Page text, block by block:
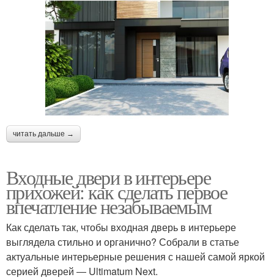
читать дальше →
Входные двери в интерьере
прихожей: как сделать первое
впечатление незабываемым
Как сделать так, чтобы входная дверь в интерьере
выглядела стильно и органично? Собрали в статье
актуальные интерьерные решения с нашей самой яркой
серией дверей ― Ultimatum Next.